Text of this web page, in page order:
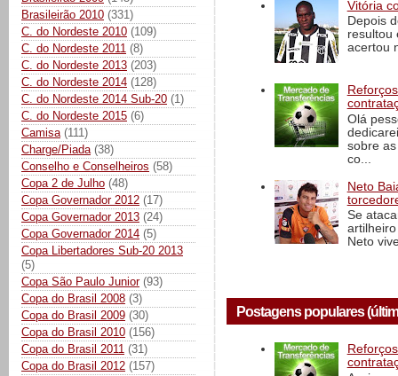
Brasileirão 2010 (331)
C. do Nordeste 2010 (109)
C. do Nordeste 2011 (8)
C. do Nordeste 2013 (203)
C. do Nordeste 2014 (128)
C. do Nordeste 2014 Sub-20 (1)
C. do Nordeste 2015 (6)
Camisa (111)
Charge/Piada (38)
Conselho e Conselheiros (58)
Copa 2 de Julho (48)
Copa Governador 2012 (17)
Copa Governador 2013 (24)
Copa Governador 2014 (5)
Copa Libertadores Sub-20 2013
(5)
Copa São Paulo Junior (93)
Copa do Brasil 2008 (3)
Copa do Brasil 2009 (30)
Copa do Brasil 2010 (156)
Copa do Brasil 2011 (31)
Copa do Brasil 2012 (157)
Vitória
Depois
resultou
acertou
Olá
sobre
co...
Neto
Se
Neto
Postagens populares